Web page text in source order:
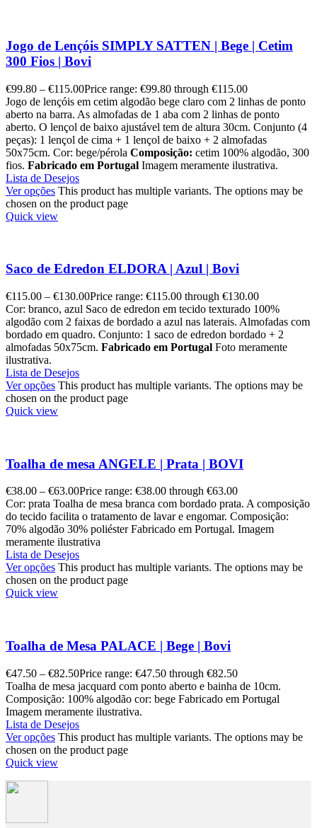
Jogo de Lençóis SIMPLY SATTEN | Bege | Cetim
300 Fios | Bovi
€99.80 – €115.00Price range: €99.80 through €115.00
Jogo de lençóis em cetim algodão bege claro com 2 linhas de ponto
aberto na barra. As almofadas de 1 aba com 2 linhas de ponto
aberto. O lençol de baixo ajustável tem de altura 30cm. Conjunto (4
peças): 1 lençol de cima + 1 lençol de baixo + 2 almofadas
50x75cm. Cor: bege/pérola Composição: cetim 100% algodão, 300
fios. Fabricado em Portugal Imagem meramente ilustrativa.
Lista de Desejos
Ver opções This product has multiple variants. The options may be
chosen on the product page
Quick view
Saco de Edredon ELDORA | Azul | Bovi
€115.00 – €130.00Price range: €115.00 through €130.00
Cor: branco, azul Saco de edredon em tecido texturado 100%
algodão com 2 faixas de bordado a azul nas laterais. Almofadas com
bordado em quadro. Conjunto: 1 saco de edredon bordado + 2
almofadas 50x75cm. Fabricado em Portugal Foto meramente
ilustrativa.
Lista de Desejos
Ver opções This product has multiple variants. The options may be
chosen on the product page
Quick view
Toalha de mesa ANGELE | Prata | BOVI
€38.00 – €63.00Price range: €38.00 through €63.00
Cor: prata Toalha de mesa branca com bordado prata. A composição
do tecido facilita o tratamento de lavar e engomar. Composição:
70% algodão 30% poliéster Fabricado em Portugal. Imagem
meramente ilustrativa
Lista de Desejos
Ver opções This product has multiple variants. The options may be
chosen on the product page
Quick view
Toalha de Mesa PALACE | Bege | Bovi
€47.50 – €82.50Price range: €47.50 through €82.50
Toalha de mesa jacquard com ponto aberto e bainha de 10cm.
Composição: 100% algodão cor: bege Fabricado em Portugal
Imagem meramente ilustrativa.
Lista de Desejos
Ver opções This product has multiple variants. The options may be
chosen on the product page
Quick view